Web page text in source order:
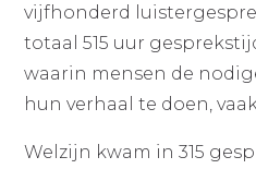
vijfhonderd
totaal 515 uur
waarin mensen de
hun verhaal te doen,
Welzijn kwam in 315